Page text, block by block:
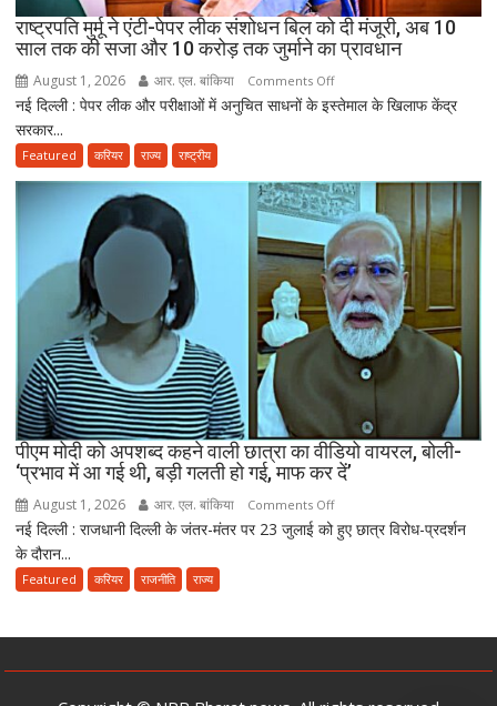
स्वास्थ्य
विभाग
ने
तैयार
की
राष्ट्रपति मुर्मू ने एंटी-पेपर लीक संशोधन बिल को दी मंजूरी, अब 10
साल तक की सजा और 10 करोड़ तक जुर्माने का प्रावधान
August 1, 2026 आर. एल. बांकिया Comments Offon
राष्ट्रपति
पेपर
लीक
संशोधन
बिल
को
दी
मंजूरी,
अब
10
तक
की
10
का
नई दिल्ली : पेपर लीक और परीक्षाओं में अनुचित साधनों के इस्तेमाल के खिलाफ केंद्र
सरकार...
Featured करियर राज्य राष्ट्रीय
पीएम मोदी को अपशब्द कहने वाली छात्रा का वीडियो वायरल, बोली-
‘प्रभाव में आ गई थी, बड़ी गलती हो गई, माफ कर दें’
August 1, 2026 आर. एल. बांकिया Comments Offon
पीएम
छात्रा
का
नई दिल्ली : राजधानी दिल्ली के जंतर-मंतर पर 23 जुलाई को हुए छात्र विरोध-प्रदर्शन
के दौरान...
Featured करियर राजनीति राज्य